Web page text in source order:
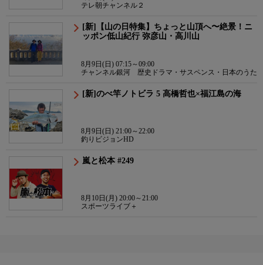
テレ朝チャンネル２
[新]【山の日特集】ちょっと山頂へ〜絶景！ニ
ッポン低山紀行 弥彦山・高川山
8月9日(日) 07:15～09:00
チャンネル銀河 歴史ドラマ・サスペンス・日本のうた
[新]のべ竿ノトビラ 5 高橋哲也×福江島の海
8月9日(日) 21:00～22:00
釣りビジョンHD
嵐と松本 #249
8月10日(月) 20:00～21:00
スポーツライブ＋